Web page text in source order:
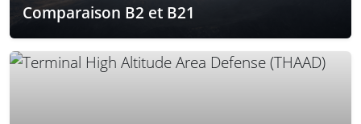
Comparaison B2 et B21